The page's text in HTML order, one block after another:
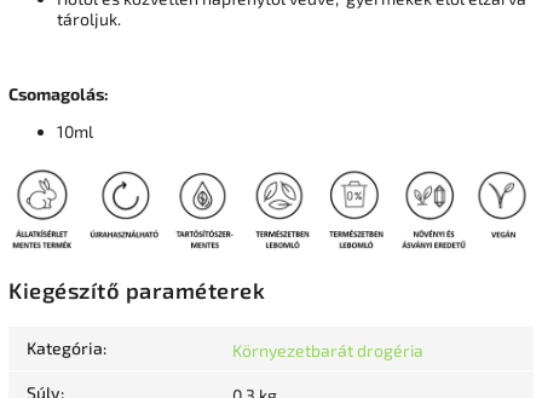
tároljuk.
Csomagolás:
10ml
Kiegészítő paraméterek
Kategória: Környezetbarát drogéria
Súly: